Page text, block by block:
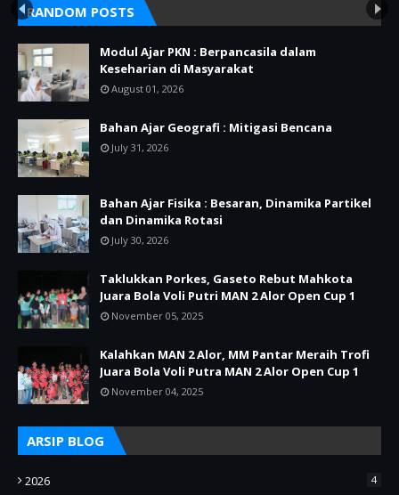
RANDOM POSTS
Modul Ajar PKN : Berpancasila dalam
Keseharian di Masyarakat
August 01, 2026
Bahan Ajar Geografi : Mitigasi Bencana
July 31, 2026
Bahan Ajar Fisika : Besaran, Dinamika Partikel
dan Dinamika Rotasi
July 30, 2026
Taklukkan Porkes, Gaseto Rebut Mahkota
Juara Bola Voli Putri MAN 2 Alor Open Cup 1
November 05, 2025
Kalahkan MAN 2 Alor, MM Pantar Meraih Trofi
Juara Bola Voli Putra MAN 2 Alor Open Cup 1
November 04, 2025
ARSIP BLOG
2026 4